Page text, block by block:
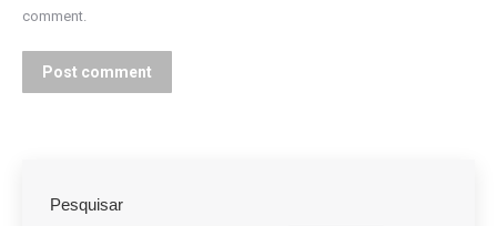
comment.
Post comment
Pesquisar